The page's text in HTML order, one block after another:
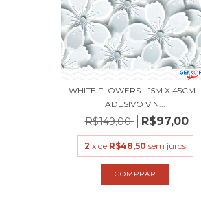
WHITE FLOWERS - 15M X 45CM -
ADESIVO VIN...
R$149,00 R$97,00
2 x de R$48,50 sem juros